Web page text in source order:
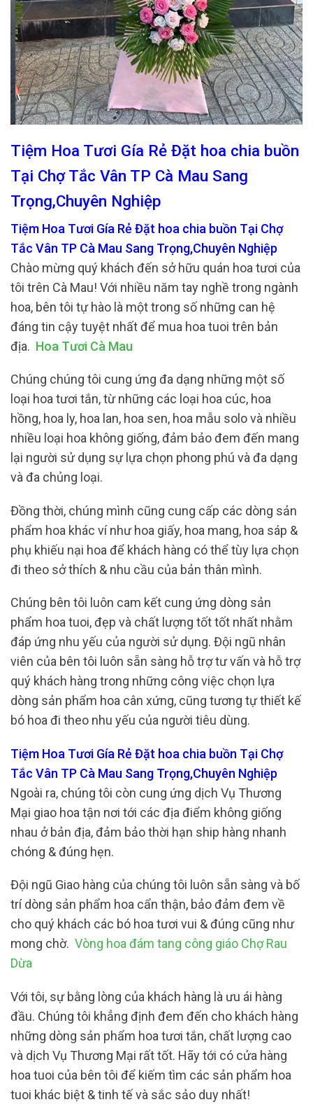
Tiệm Hoa Tươi Gía Rẻ Đặt hoa chia buồn
Tại Chợ Tắc Vân TP Cà Mau Sang
Trọng,Chuyên Nghiệp
Tiệm Hoa Tươi Gía Rẻ Đặt hoa chia buồn Tại Chợ
Tắc Vân TP Cà Mau Sang Trọng,Chuyên Nghiệp
Chào mừng quý khách đến sở hữu quán hoa tươi của
tôi trên Cà Mau! Với nhiều năm tay nghề trong ngành
hoa, bên tôi tự hào là một trong số những can hệ
đáng tin cậy tuyệt nhất để mua hoa tuoi trên bản
địa. Hoa Tươi Cà Mau
Chúng chúng tôi cung ứng đa dạng những một số
loại hoa tươi tắn, từ những các loại hoa cúc, hoa
hồng, hoa ly, hoa lan, hoa sen, hoa mẫu solo và nhiều
nhiều loại hoa không giống, đảm bảo đem đến mang
lại người sử dụng sự lựa chọn phong phú và đa dạng
và đa chủng loại.
Đồng thời, chúng mình cũng cung cấp các dòng sản
phẩm hoa khác ví như hoa giấy, hoa mang, hoa sáp &
phụ khiếu nại hoa để khách hàng có thể tùy lựa chọn
đi theo sở thích & nhu cầu của bản thân mình.
Chúng bên tôi luôn cam kết cung ứng dòng sản
phẩm hoa tuoi, đẹp và chất lượng tốt tốt nhất nhằm
đáp ứng nhu yếu của người sử dụng. Đội ngũ nhân
viên của bên tôi luôn sẵn sàng hỗ trợ tư vấn và hỗ trợ
quý khách hàng trong những công việc chọn lựa
dòng sản phẩm hoa cân xứng, cũng tương tự thiết kế
bó hoa đi theo nhu yếu của người tiêu dùng.
Tiệm Hoa Tươi Gía Rẻ Đặt hoa chia buồn Tại Chợ
Tắc Vân TP Cà Mau Sang Trọng,Chuyên Nghiệp
Ngoài ra, chúng tôi còn cung ứng dịch Vụ Thương
Mại giao hoa tận nơi tới các địa điểm không giống
nhau ở bản địa, đảm bảo thời hạn ship hàng nhanh
chóng & đúng hẹn.
Đội ngũ Giao hàng của chúng tôi luôn sẵn sàng và bố
trí dòng sản phẩm hoa cẩn thận, bảo đảm đem về
cho quý khách các bó hoa tươi vui & đúng cũng như
mong chờ. Vòng hoa đám tang công giáo Chợ Rau
Dừa
Với tôi, sự bằng lòng của khách hàng là ưu ái hàng
đầu. Chúng tôi khẳng định đem đến cho khách hàng
những dòng sản phẩm hoa tươi tắn, chất lượng cao
và dịch Vụ Thương Mại rất tốt. Hãy tới có cửa hàng
hoa tuoi của bên tôi để kiếm tìm các sản phẩm hoa
tuoi khác biệt & tinh tế và sắc sảo duy nhất!